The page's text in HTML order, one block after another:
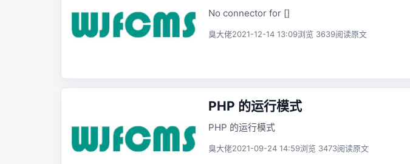
No connector for []
臭大佬2021-12-14 13:09浏览 3639阅读原文
PHP 的运行模式
PHP 的运行模式
臭大佬2021-09-24 14:59浏览 3473阅读原文